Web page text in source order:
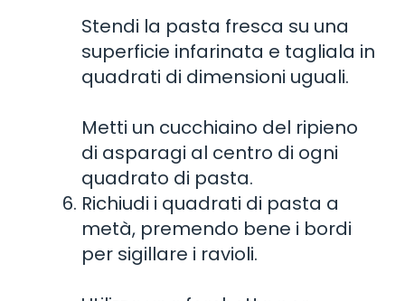
Stendi la pasta fresca su una
superficie infarinata e tagliala in
quadrati di dimensioni uguali.
Metti un cucchiaino del ripieno
di asparagi al centro di ogni
quadrato di pasta.
Richiudi i quadrati di pasta a
metà, premendo bene i bordi
per sigillare i ravioli.